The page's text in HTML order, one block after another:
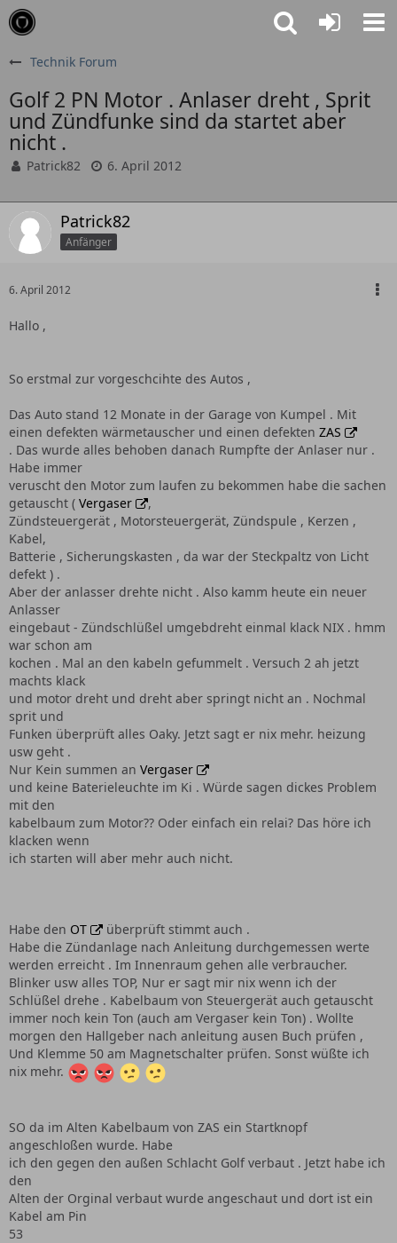
Technik Forum
Golf 2 PN Motor . Anlaser dreht , Sprit
und Zündfunke sind da startet aber
nicht .
Patrick82 6. April 2012
Patrick82
Anfänger
6. April 2012
Hallo ,
So erstmal zur vorgeschcihte des Autos ,
Das Auto stand 12 Monate in der Garage von Kumpel . Mit
einen defekten wärmetauscher und einen defekten ZAS
. Das wurde alles behoben danach Rumpfte der Anlaser nur .
Habe immer
veruscht den Motor zum laufen zu bekommen habe die sachen
getauscht ( Vergaser
,
Zündsteuergerät , Motorsteuergerät, Zündspule , Kerzen ,
Kabel,
Batterie , Sicherungskasten , da war der Steckpaltz von Licht
defekt ) .
Aber der anlasser drehte nicht . Also kamm heute ein neuer
Anlasser
eingebaut - Zündschlüßel umgebdreht einmal klack NIX . hmm
war schon am
kochen . Mal an den kabeln gefummelt . Versuch 2 ah jetzt
machts klack
und motor dreht und dreht aber springt nicht an . Nochmal
sprit und
Funken überprüft alles Oaky. Jetzt sagt er nix mehr. heizung
usw geht .
Nur Kein summen an Vergaser
und keine Baterieleuchte im Ki . Würde sagen dickes Problem
mit den
kabelbaum zum Motor?? Oder einfach ein relai? Das höre ich
klacken wenn
ich starten will aber mehr auch nicht.
Habe den OT
überprüft stimmt auch .
Habe die Zündanlage nach Anleitung durchgemessen werte
werden erreicht . Im Innenraum gehen alle verbraucher.
Blinker usw alles TOP, Nur er sagt mir nix wenn ich der
Schlüßel drehe . Kabelbaum von Steuergerät auch getauscht
immer noch kein Ton (auch am Vergaser kein Ton) . Wollte
morgen den Hallgeber nach anleitung ausen Buch prüfen ,
Und Klemme 50 am Magnetschalter prüfen. Sonst wüßte ich
nix mehr.
SO da im Alten Kabelbaum von ZAS ein Startknopf
angeschloßen wurde. Habe
ich den gegen den außen Schlacht Golf verbaut . Jetzt habe ich
den
Alten der Orginal verbaut wurde angeschaut und dort ist ein
Kabel am Pin
53